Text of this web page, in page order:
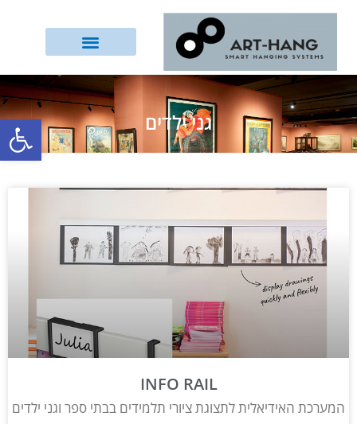
גני ילדים
INFO RAIL
המערכת האידיאלית לתצוגת ציורי תלמידים בבתי ספר וגני ילדים